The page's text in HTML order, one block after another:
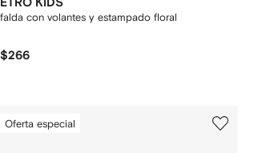
ETRO KIDS
falda con volantes y estampado floral
$266
Oferta especial